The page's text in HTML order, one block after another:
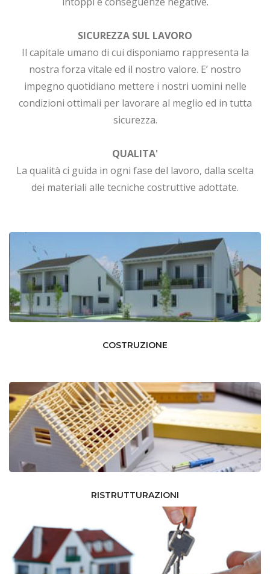
SICUREZZA SUL LAVORO
Il capitale umano di cui disponiamo rappresenta la
nostra forza vitale ed il nostro valore. E’ nostro
impegno quotidiano mettere i nostri uomini nelle
condizioni ottimali per lavorare al meglio ed in tutta
sicurezza.
QUALITA'
La qualità ci guida in ogni fase del lavoro, dalla scelta
dei materiali alle tecniche costruttive adottate.
COSTRUZIONE
RISTRUTTURAZIONI